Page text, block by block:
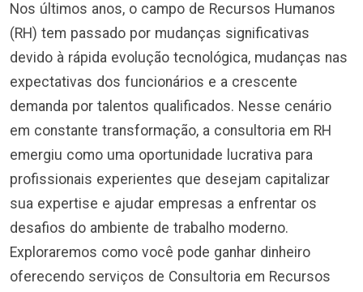
Nos últimos anos, o campo de Recursos Humanos
(RH) tem passado por mudanças significativas
devido à rápida evolução tecnológica, mudanças nas
expectativas dos funcionários e a crescente
demanda por talentos qualificados. Nesse cenário
em constante transformação, a consultoria em RH
emergiu como uma oportunidade lucrativa para
profissionais experientes que desejam capitalizar
sua expertise e ajudar empresas a enfrentar os
desafios do ambiente de trabalho moderno.
Exploraremos como você pode ganhar dinheiro
oferecendo serviços de Consultoria em Recursos